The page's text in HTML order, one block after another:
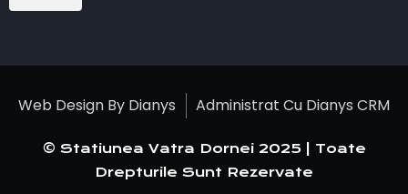
© Statiunea Vatra Dornei 2025 | Toate
Drepturile Sunt Rezervate
Web Design By Dianys Administrat Cu Dianys CRM